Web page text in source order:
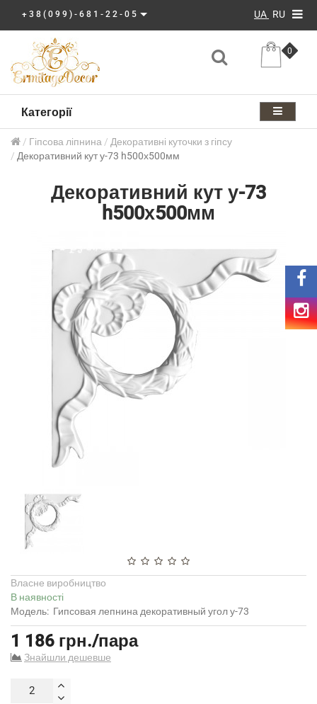
+38(099)-681-22-05 UA RU
0
Категорії
Гіпсова ліпнина
Декоративні куточки з гіпсу
Декоративний кут у-73 h500х500мм
Декоративний кут у-73
h500х500мм
Власне виробництво
В наявності
Модель: Гипсовая лепнина декоративный угол у-73
1 186 грн./пара
Знайшли дешевше